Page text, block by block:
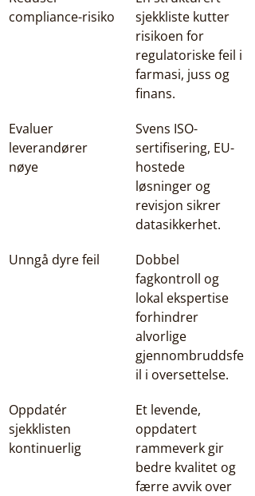
compliance-risiko
sjekkliste kutter
risikoen for
regulatoriske feil i
farmasi, juss og
finans.
Evaluer
leverandører
nøye
Svens ISO-
sertifisering, EU-
hostede
løsninger og
revisjon sikrer
datasikkerhet.
Unngå dyre feil
Dobbel
fagkontroll og
lokal ekspertise
forhindrer
alvorlige
gjennombruddsfe
il i oversettelse.
Oppdatér
sjekklisten
kontinuerlig
Et levende,
oppdatert
rammeverk gir
bedre kvalitet og
færre avvik over